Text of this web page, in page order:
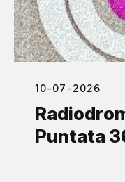
10-07-2026
Puntata